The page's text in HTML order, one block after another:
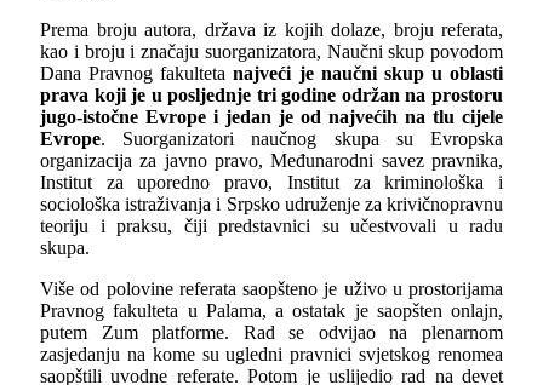
Prema broju autora, država iz kojih dolaze, broju referata,
kao i broju i značaju suorganizatora, Naučni skup povodom
Dana Pravnog fakultetanajveći je naučni skup u oblasti
prava koji je u posljednje tri godine održan na prostoru
jugo-istočne Evrope i jedan je od najvećih na tlu cijele
Evrope. Suorganizatori naučnog skupa su Evropska
organizacija za javno pravo, Međunarodni savez pravnika,
Institut za uporedno pravo, Institut za kriminološka i
sociološka istraživanja i Srpsko udruženje za krivičnopravnu
teoriju i praksu, čiji predstavnici su učestvovali u radu
skupa.
Više od polovine referata saopšteno je uživo u prostorijama
Pravnog fakulteta u Palama, a ostatak je saopšten onlajn,
putem Zum platforme. Rad se odvijao na plenarnom
zasjedanju na kome su ugledni pravnici svjetskog renomea
saopštili uvodne referate. Potom je uslijedio rad na devet